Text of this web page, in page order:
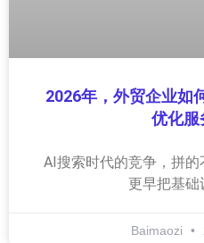
2026年，外贸企业如
优化服
AI搜索时代的竞争，拼
更早把基础
Baimaozi